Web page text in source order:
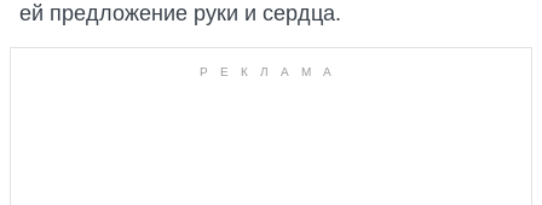
ей предложение руки и сердца.